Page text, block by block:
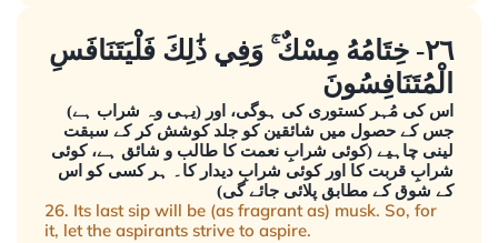
٢٦- خِتَامُهُ مِسْكٌ ۚ وَفِي ذَٰلِكَ فَلْيَتَنَافَسِ
الْمُتَنَافِسُونَ
اس کی مُہر کستوری کی ہوگی، اور (یہی وہ شراب ہے)
جس کے حصول میں شائقین کو جلد کوشش کر کے سبقت
لینی چاہیے (کوئی شرابِ نعمت کا طالب و شائق ہے، کوئی
شرابِ قربت کا اور کوئی شرابِ دیدار کا۔ ہر کسی کو اس
کے شوق کے مطابق پلائی جائے گی)
26. Its last sip will be (as fragrant as) musk. So, for
it, let the aspirants strive to aspire.